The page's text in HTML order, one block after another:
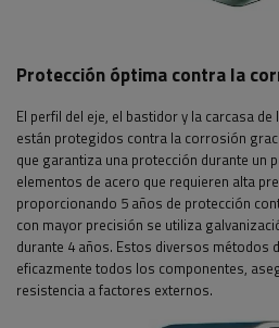
Protección óptima contra la
El perfil del eje, el bastidor y la carcasa
están protegidos contra la corrosión
que garantiza una protección durante un
elementos de acero que requieren alta
proporcionando 5 años de protección
con mayor precisión se utiliza
durante 4 años. Estos diversos métodos
eficazmente todos los componentes,
resistencia a factores externos.